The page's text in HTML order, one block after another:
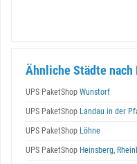
Ähnliche Städte nach
UPS PaketShop Wunstorf
UPS PaketShop Landau in der
UPS PaketShop Löhne
UPS PaketShop Heinsberg,